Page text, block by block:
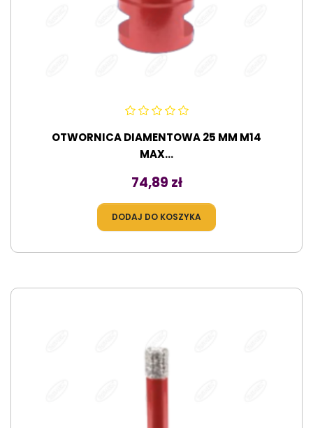
OTWORNICA DIAMENTOWA 25 MM M14
MAX...
Cena
74,89 zł
DODAJ DO KOSZYKA